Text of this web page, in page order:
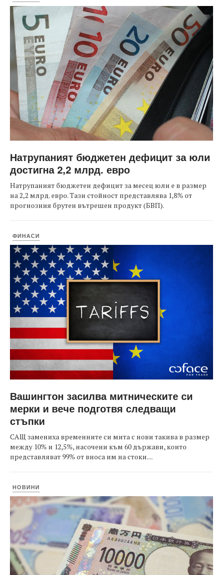
Натрупаният бюджетен дефицит за юли
достигна 2,2 млрд. евро
Натрупаният бюджетен дефицит за месец юли е в размер
на 2,2 млрд. евро. Тази стойност представлява 1,8% от
прогнозния брутен вътрешен продукт (БВП).
ФИНАСИ
Вашингтон засилва митническите си
мерки и вече подготвя следващи
стъпки
САЩ замениха временните си мита с нови такива в размер
между 10% и 12,5%, насочени към 60 държави, които
представляват 99% от вноса им на стоки....
НОВИНИ